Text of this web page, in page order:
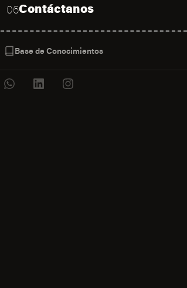
06Contáctanos
Base de Conocimientos